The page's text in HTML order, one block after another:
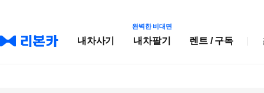
내차사기
완벽한 비대면
내차팔기 렌트 / 구독